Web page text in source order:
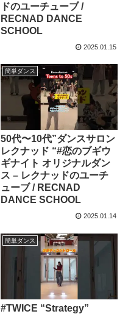
ドのユーチューブ /
RECNAD DANCE
SCHOOL
2025.01.15
簡単ダンス
50代〜10代”ダンスサロン
レクナッド “#恋のブギウ
ギナイト オリジナルダン
ス – レクナッドのユーチ
ューブ / RECNAD
DANCE SCHOOL
2025.01.14
簡単ダンス
#TWICE “Strategy”